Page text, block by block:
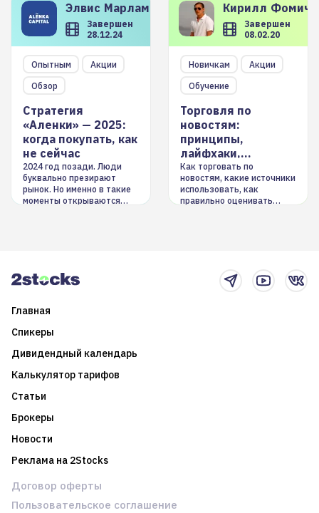
Элвис Марламов
Завершен
28.12.24
Опытным
Акции
Обзор
Стратегия
«Аленки» — 2025:
когда покупать, как
не сейчас
2024 год позади. Люди
буквально презирают
рынок. Но именно в такие
моменты открываются
Кирилл
Завершен
08.02.20
Новичкам
Акции
Обучение
Торговля по
новостям:
принципы,
лайфхаки,
инструменты
Как торговать по
новостям, какие источники
использовать, как
правильно оценивать
Главная
Спикеры
Дивидендный календарь
Калькулятор тарифов
Статьи
Брокеры
Новости
Реклама на 2Stocks
Договор оферты
Пользовательское соглашение